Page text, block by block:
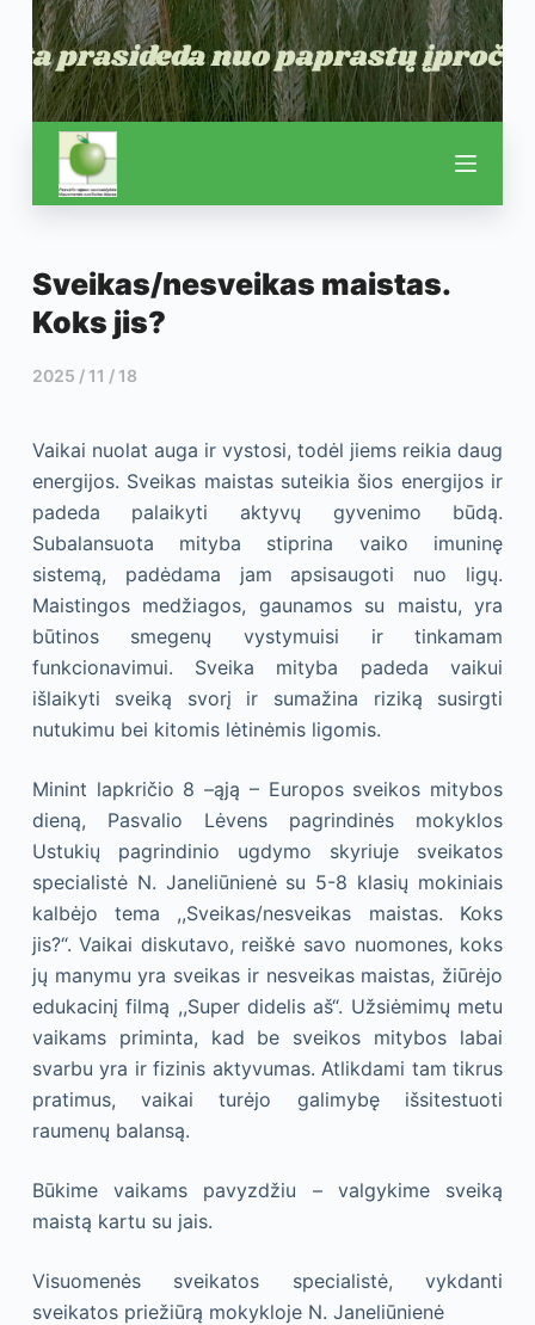
Sveikas/nesveikas maistas.
Koks jis?
2025 / 11 / 18
Vaikai nuolat auga ir vystosi, todėl jiems reikia daug
energijos. Sveikas maistas suteikia šios energijos ir
padeda palaikyti aktyvų gyvenimo būdą.
Subalansuota mityba stiprina vaiko imuninę
sistemą, padėdama jam apsisaugoti nuo ligų.
Maistingos medžiagos, gaunamos su maistu, yra
būtinos smegenų vystymuisi ir tinkamam
funkcionavimui. Sveika mityba padeda vaikui
išlaikyti sveiką svorį ir sumažina riziką susirgti
nutukimu bei kitomis lėtinėmis ligomis.
Minint lapkričio 8 –ąją – Europos sveikos mitybos
dieną, Pasvalio Lėvens pagrindinės mokyklos
Ustukių pagrindinio ugdymo skyriuje sveikatos
specialistė N. Janeliūnienė su 5-8 klasių mokiniais
kalbėjo tema ,,Sveikas/nesveikas maistas. Koks
jis?“. Vaikai diskutavo, reiškė savo nuomones, koks
jų manymu yra sveikas ir nesveikas maistas, žiūrėjo
edukacinį filmą ,,Super didelis aš“. Užsiėmimų metu
vaikams priminta, kad be sveikos mitybos labai
svarbu yra ir fizinis aktyvumas. Atlikdami tam tikrus
pratimus, vaikai turėjo galimybę išsitestuoti
raumenų balansą.
Būkime vaikams pavyzdžiu – valgykime sveiką
maistą kartu su jais.
Visuomenės sveikatos specialistė, vykdanti
sveikatos priežiūrą mokykloje N. Janeliūnienė